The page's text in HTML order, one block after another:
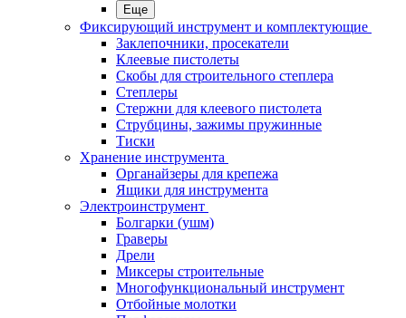
Еще
Фиксирующий инструмент и комплектующие
Заклепочники, просекатели
Клеевые пистолеты
Скобы для строительного степлера
Степлеры
Стержни для клеевого пистолета
Струбцины, зажимы пружинные
Тиски
Хранение инструмента
Органайзеры для крепежа
Ящики для инструмента
Электроинструмент
Болгарки (ушм)
Граверы
Дрели
Миксеры строительные
Многофункциональный инструмент
Отбойные молотки